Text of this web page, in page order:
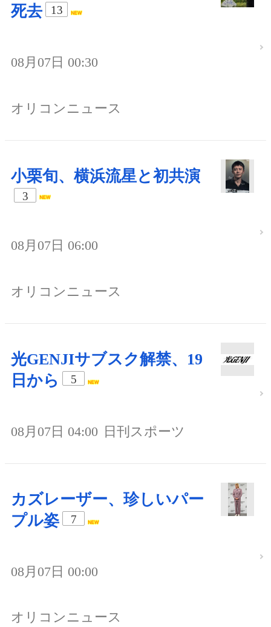
死去
13
08月07日 00:30
オリコンニュース
小栗旬、横浜流星と初共演
3
08月07日 06:00
オリコンニュース
光GENJIサブスク解禁、19
日から
5
08月07日 04:00 日刊スポーツ
カズレーザー、珍しいパー
プル姿
7
08月07日 00:00
オリコンニュース